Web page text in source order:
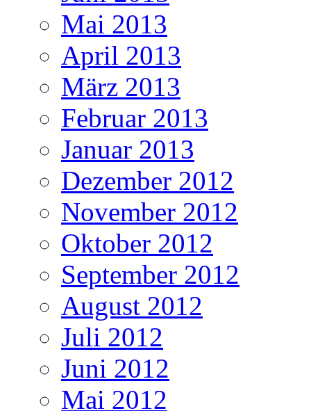
Mai 2013
April 2013
März 2013
Februar 2013
Januar 2013
Dezember 2012
November 2012
Oktober 2012
September 2012
August 2012
Juli 2012
Juni 2012
Mai 2012